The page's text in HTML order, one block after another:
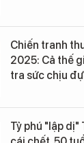
Chiến tranh
2025: Cả thế
tra sức chịu
Tỷ phú "lập dị"